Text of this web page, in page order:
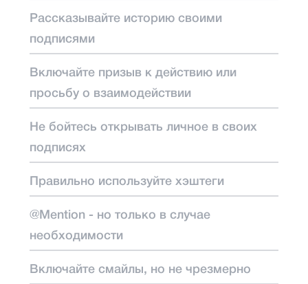
Рассказывайте историю своими
подписями
Включайте призыв к действию или
просьбу о взаимодействии
Не бойтесь открывать личное в своих
подписях
Правильно используйте хэштеги
@Mention - но только в случае
необходимости
Включайте смайлы, но не чрезмерно